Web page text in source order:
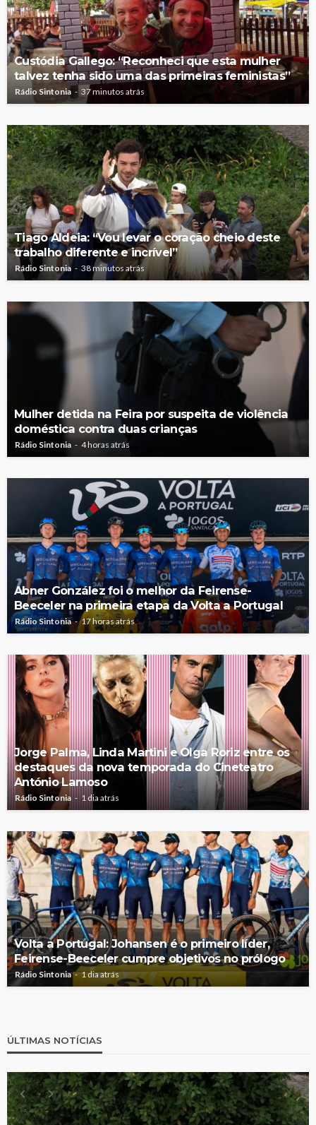
Custódia Gallego: “Reconheci que esta mulher
talvez tenha sido uma das primeiras feministas”
Rádio Sintonia 37 minutos atrás
Tiago Aldeia: “Vou levar o coração cheio deste
trabalho diferente e incrível”
Rádio Sintonia 38 minutos atrás
Mulher detida na Feira por suspeita de violência
doméstica contra duas crianças
Rádio Sintonia 4 horas atrás
Abner González foi o melhor da Feirense-
Beeceler na primeira etapa da Volta a Portugal
Rádio Sintonia 17 horas atrás
Jorge Palma, Linda Martini e Olga Roriz entre os
destaques da nova temporada do Cineteatro
António Lamoso
Rádio Sintonia 1 dia atrás
Volta a Portugal: Johansen é o primeiro líder,
Feirense-Beeceler cumpre objetivos no prólogo
Rádio Sintonia 1 dia atrás
ÚLTIMAS NOTÍCIAS